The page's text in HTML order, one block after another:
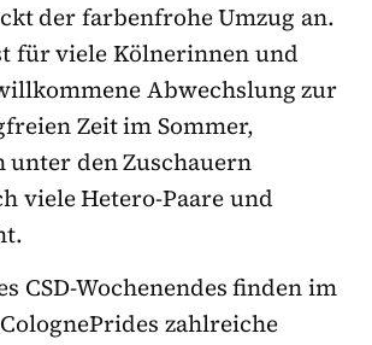
der farbenfrohe Umzug an.
für viele Kölnerinnen und
Abwechslung zur
Zeit im Sommer,
unter den Zuschauern
viele Hetero-Paare und
CSD-Wochenendes finden im
zahlreiche